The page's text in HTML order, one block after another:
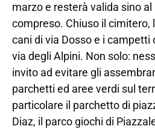
marzo e resterà valida sino
compreso. Chiuso il cimitero,
cani di via Dosso e i campetti
via degli Alpini. Non solo:
invito ad evitare gli
parchetti ed aree verdi sul
particolare il parchetto di
Diaz, il parco giochi di